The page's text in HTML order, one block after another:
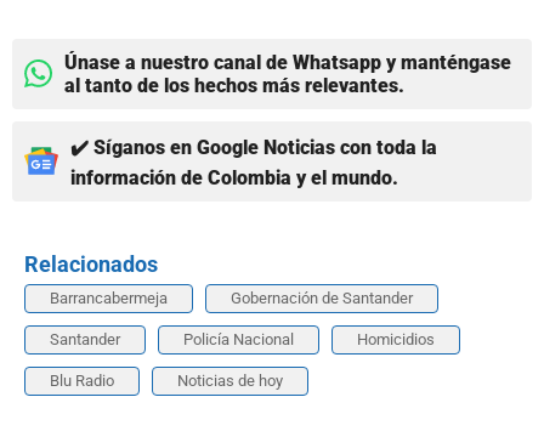
Únase a nuestro canal de Whatsapp y manténgase
al tanto de los hechos más relevantes.
✔️ Síganos en Google Noticias con toda la
información de Colombia y el mundo.
Relacionados
Barrancabermeja Gobernación de Santander
Santander Policía Nacional Homicidios
Blu Radio Noticias de hoy